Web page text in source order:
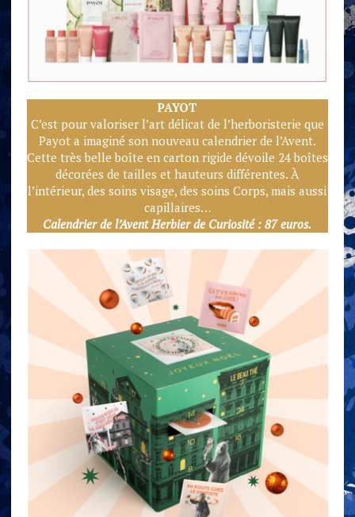
PAYOT
C’est pour valoriser l’art délicat de l’herboristerie que
Payot a imaginé son nouveau calendrier de l’Avent.
Cette très belle boîte en carton rigide dévoile 24 boîtes
décorées de tailles et hauteurs différentes. À
l’intérieur, des soins visage, des soins Corps, mais aussi
capillaires…
Calendrier de l’Avent Herbier de Curiosité : 87 euros.